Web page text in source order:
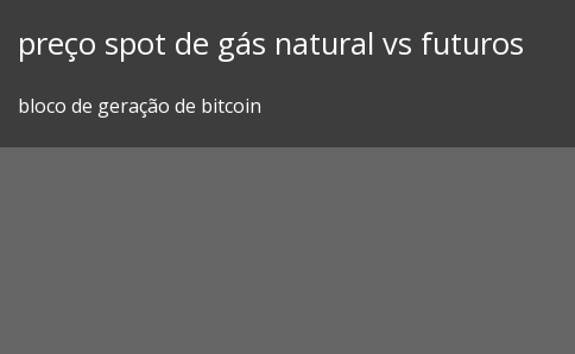
preço spot de gás natural vs futuros
bloco de geração de bitcoin